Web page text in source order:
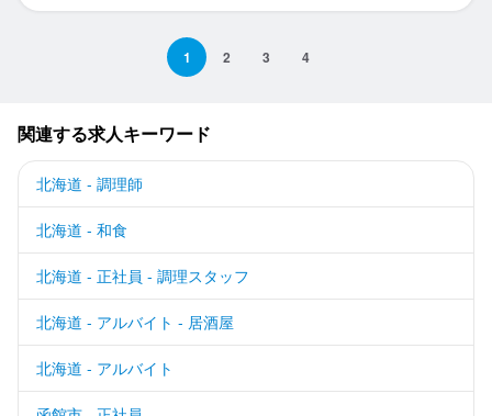
1 2 3 4
関連する求人キーワード
北海道 - 調理師
北海道 - 和食
北海道 - 正社員 - 調理スタッフ
北海道 - アルバイト - 居酒屋
北海道 - アルバイト